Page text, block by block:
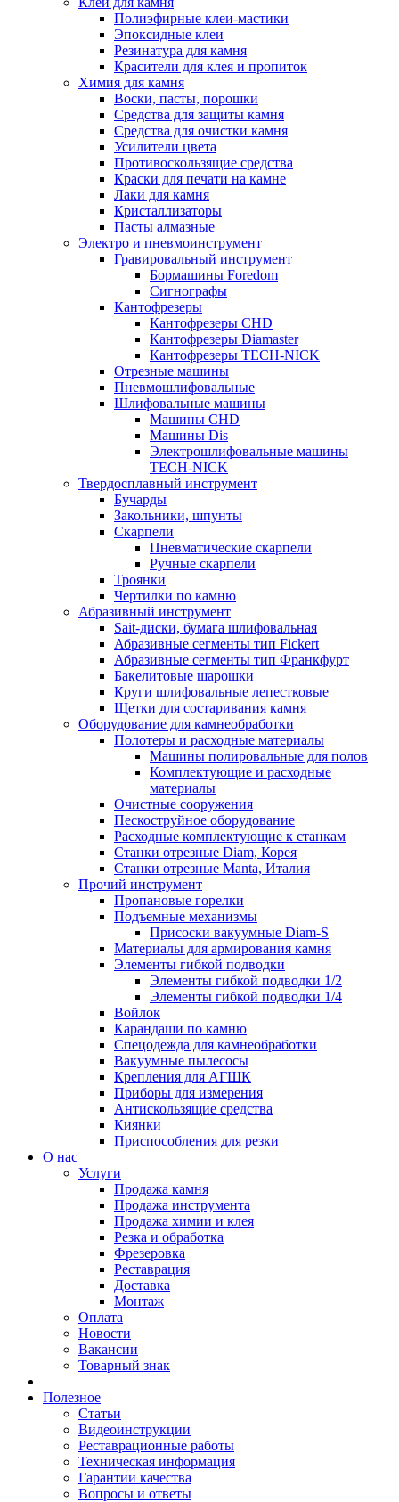
Полиэфирные клеи-мастики
Эпоксидные клеи
Резинатура для камня
Красители для клея и пропиток
Химия для камня
Воски, пасты, порошки
Средства для защиты камня
Средства для очистки камня
Усилители цвета
Противоскользящие средства
Краски для печати на камне
Лаки для камня
Кристаллизаторы
Пасты алмазные
Электро и пневмоинструмент
Гравировальный инструмент
Бормашины Foredom
Сигнографы
Кантофрезеры
Кантофрезеры CHD
Кантофрезеры Diamaster
Кантофрезеры TECH-NICK
Отрезные машины
Пневмошлифовальные
Шлифовальные машины
Машины CHD
Машины Dis
Электрошлифовальные машины
TECH-NICK
Твердосплавный инструмент
Бучарды
Закольники, шпунты
Скарпели
Пневматические скарпели
Ручные скарпели
Троянки
Чертилки по камню
Абразивный инструмент
Sait-диски, бумага шлифовальная
Абразивные сегменты тип Fickert
Абразивные сегменты тип Франкфурт
Бакелитовые шарошки
Круги шлифовальные лепестковые
Щетки для состаривания камня
Оборудование для камнеобработки
Полотеры и расходные материалы
Машины полировальные для полов
Комплектующие и расходные
материалы
Очистные сооружения
Пескоструйное оборудование
Расходные комплектующие к станкам
Станки отрезные Diam, Корея
Станки отрезные Manta, Италия
Прочий инструмент
Пропановые горелки
Подъeмные механизмы
Присоски вакуумные Diam-S
Материалы для армирования камня
Элементы гибкой подводки
Элементы гибкой подводки 1/2
Элементы гибкой подводки 1/4
Войлок
Карандаши по камню
Спецодежда для камнеобработки
Вакуумные пылесосы
Крепления для АГШК
Приборы для измерения
Антискользящие средства
Киянки
Приспособления для резки
О нас
Услуги
Продажа камня
Продажа инструмента
Продажа химии и клея
Резка и обработка
Фрезеровка
Реставрация
Доставка
Монтаж
Оплата
Новости
Вакансии
Товарный знак
Полезное
Статьи
Видеоинструкции
Реставрационные работы
Техническая информация
Гарантии качества
Вопросы и ответы